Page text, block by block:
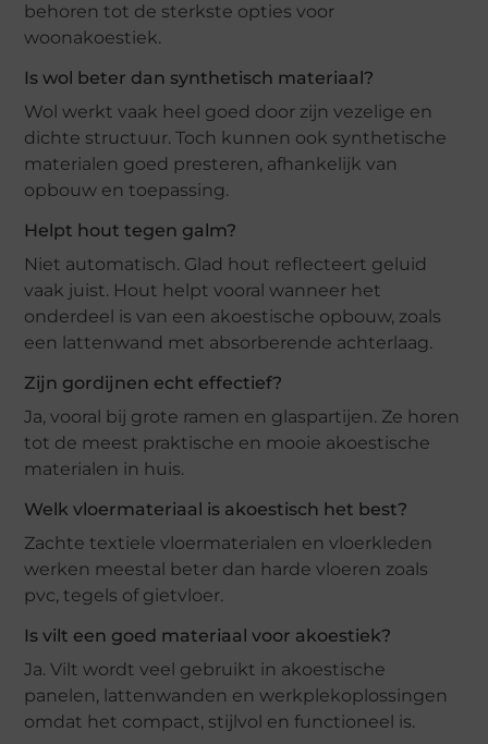
behoren tot de sterkste opties voor
woonakoestiek.
Is wol beter dan synthetisch materiaal?
Wol werkt vaak heel goed door zijn vezelige en
dichte structuur. Toch kunnen ook synthetische
materialen goed presteren, afhankelijk van
opbouw en toepassing.
Helpt hout tegen galm?
Niet automatisch. Glad hout reflecteert geluid
vaak juist. Hout helpt vooral wanneer het
onderdeel is van een akoestische opbouw, zoals
een lattenwand met absorberende achterlaag.
Zijn gordijnen echt effectief?
Ja, vooral bij grote ramen en glaspartijen. Ze horen
tot de meest praktische en mooie akoestische
materialen in huis.
Welk vloermateriaal is akoestisch het best?
Zachte textiele vloermaterialen en vloerkleden
werken meestal beter dan harde vloeren zoals
pvc, tegels of gietvloer.
Is vilt een goed materiaal voor akoestiek?
Ja. Vilt wordt veel gebruikt in akoestische
panelen, lattenwanden en werkplekoplossingen
omdat het compact, stijlvol en functioneel is.